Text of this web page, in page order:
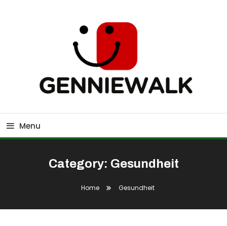
GennieWalk
Menu
Category: Gesundheit
Home Gesundheit